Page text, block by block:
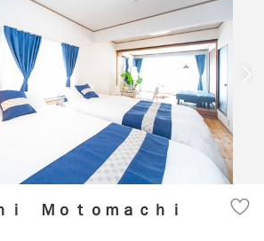
ｉ Ｍｏｔｏｍａｃｈｉ